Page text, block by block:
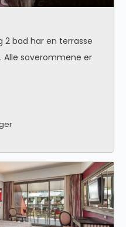
2 bad har en terrasse
soverommene er